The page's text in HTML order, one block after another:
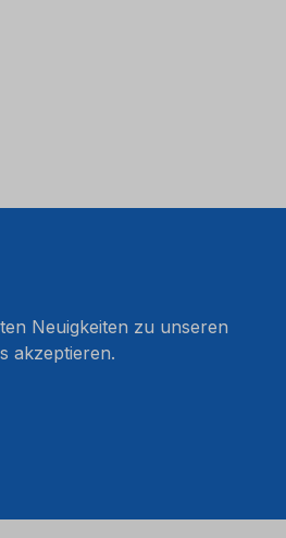
Neuigkeiten zu unseren
akzeptieren.